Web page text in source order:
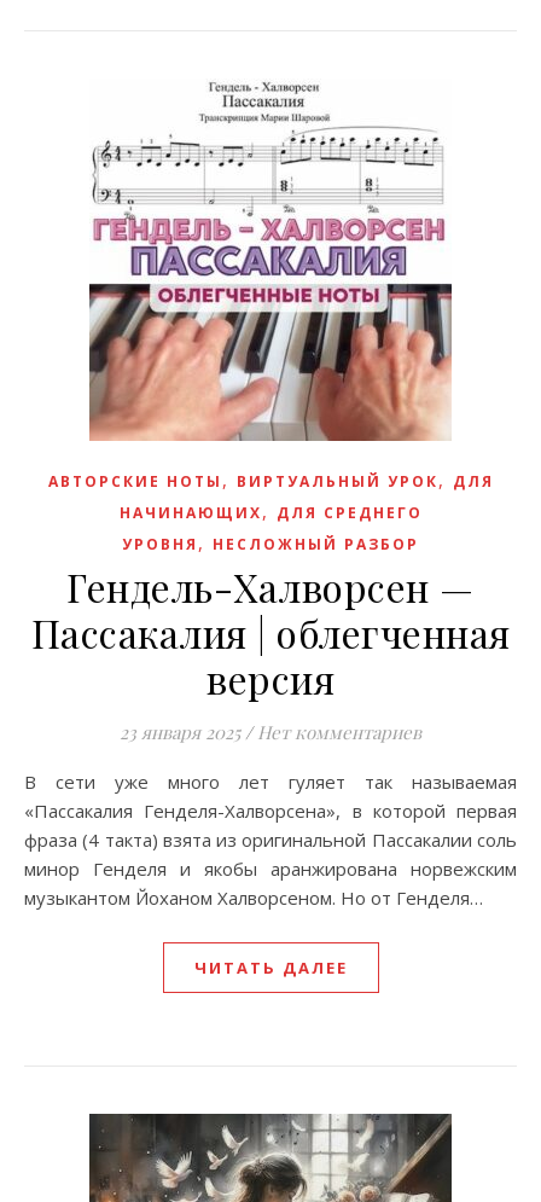
АВТОРСКИЕ НОТЫ , ВИРТУАЛЬНЫЙ УРОК, ДЛЯ
НАЧИНАЮЩИХ, ДЛЯ СРЕДНЕГО
УРОВНЯ , НЕСЛОЖНЫЙ РАЗБОР
Гендель-Халворсен —
Пассакалия | облегченная
версия
23 января 2025 / Нет комментариев
В сети уже много лет гуляет так называемая
«Пассакалия Генделя-Халворсена», в которой первая
фраза (4 такта) взята из оригинальной Пассакалии соль
минор Генделя и якобы аранжирована норвежским
музыкантом Йоханом Халворсеном. Но от Генделя…
ЧИТАТЬ ДАЛЕЕ